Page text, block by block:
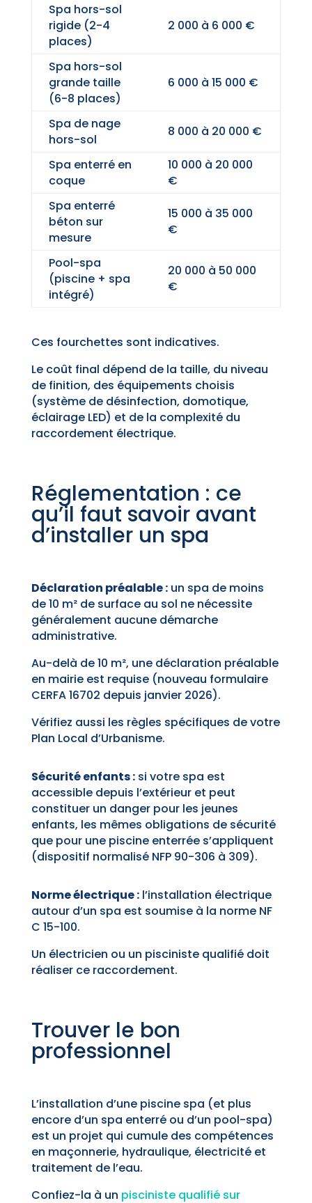
Spa hors-sol
rigide (2-4
places)
2 000 à 6 000 €
Spa hors-sol
grande taille
(6-8 places)
6 000 à 15 000 €
Spa de nage
hors-sol
8 000 à 20 000 €
Spa enterré en
coque
10 000 à 20 000
€
Spa enterré
béton sur
mesure
15 000 à 35 000
€
Pool-spa
(piscine + spa
intégré)
20 000 à 50 000
€
Ces fourchettes sont indicatives.
Le coût final dépend de la taille, du niveau
de finition, des équipements choisis
(système de désinfection, domotique,
éclairage LED) et de la complexité du
raccordement électrique.
Réglementation : ce
qu’il faut savoir avant
d’installer un spa
Déclaration préalable :un spa de moins
de 10 m² de surface au sol ne nécessite
généralement aucune démarche
administrative.
Au-delà de 10 m², une déclaration préalable
en mairie est requise (nouveau formulaire
CERFA 16702 depuis janvier 2026).
Vérifiez aussi les règles spécifiques de votre
Plan Local d’Urbanisme.
Sécurité enfants :si votre spa est
accessible depuis l’extérieur et peut
constituer un danger pour les jeunes
enfants, les mêmes obligations de sécurité
que pour une piscine enterrée s’appliquent
(dispositif normalisé NFP 90-306 à 309).
Norme électrique :l’installation électrique
autour d’un spa est soumise à la norme NF
C 15-100.
Un électricien ou un pisciniste qualifié doit
réaliser ce raccordement.
Trouver le bon
professionnel
L’installation d’une piscine spa (et plus
encore d’un spa enterré ou d’un pool-spa)
est un projet qui cumule des compétences
en maçonnerie, hydraulique, électricité et
traitement de l’eau.
Confiez-la à un pisciniste qualifié sur